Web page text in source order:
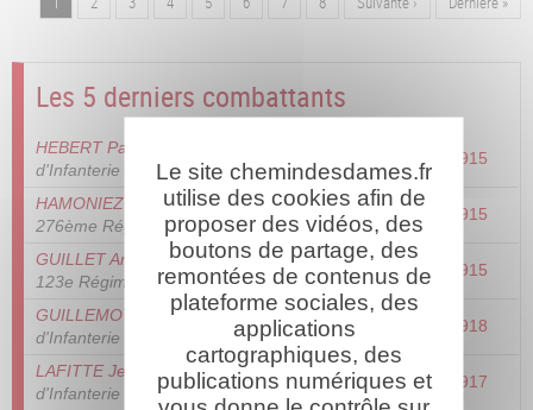
Pagination
Les 5 derniers combattants
HEBERT Paul Albert
d'Infanterie
12/01/1915
HAMONIEZ Charles Marie Auguste-
276ème Régiment d'Infanterie
12/01/1915
GUILLET Armand Henri Joseph Baptiste-
123e Régiment d'Infanterie
12/01/1915
GUILLEMOT Jean Sarmel- 30e Régiment
d'Infanterie
06/06/1918
LAFITTE Jean
- 234ème Régiment
d'Infanterie
14/07/1917
Le site chemindesdames.fr
utilise des cookies afin de
proposer des vidéos, des
boutons de partage, des
remontées de contenus de
plateforme sociales, des
applications
cartographiques, des
publications numériques et